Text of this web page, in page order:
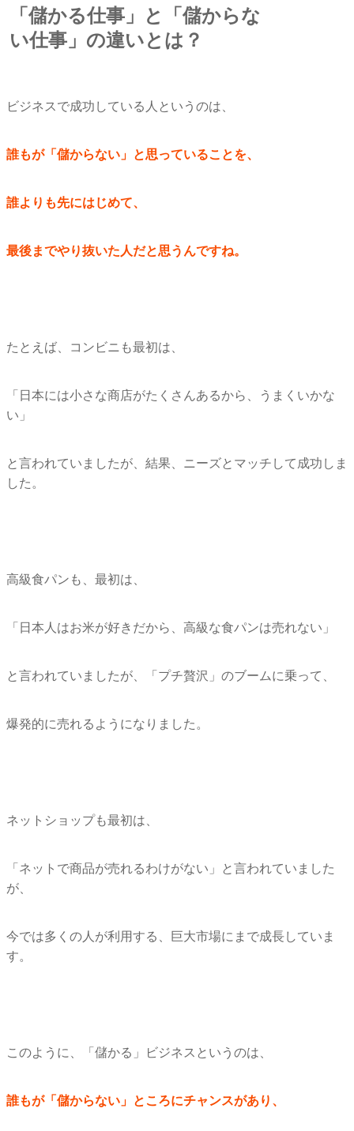
「儲かる仕事」と「儲からな
い仕事」の違いとは？
ビジネスで成功している人というのは、
誰もが「儲からない」と思っていることを、
誰よりも先にはじめて、
最後までやり抜いた人だと思うんですね。
たとえば、コンビニも最初は、
「日本には小さな商店がたくさんあるから、うまくいかな
い」
と言われていましたが、結果、ニーズとマッチして成功しま
した。
高級食パンも、最初は、
「日本人はお米が好きだから、高級な食パンは売れない」
と言われていましたが、「プチ贅沢」のブームに乗って、
爆発的に売れるようになりました。
ネットショップも最初は、
「ネットで商品が売れるわけがない」と言われていました
が、
今では多くの人が利用する、巨大市場にまで成長していま
す。
このように、「儲かる」ビジネスというのは、
誰もが「儲からない」ところにチャンスがあり、